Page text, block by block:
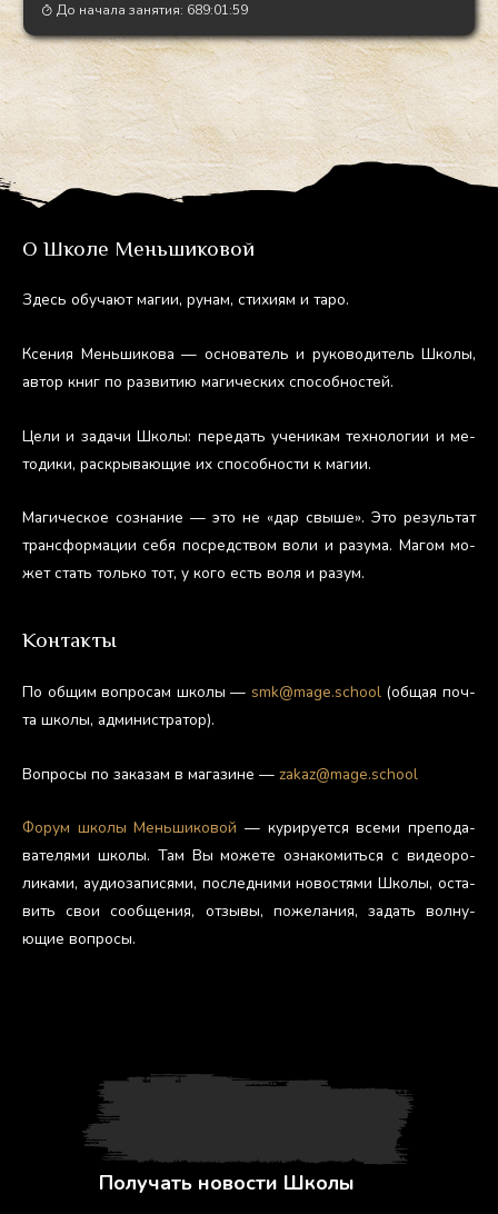
До начала занятия: 689:01:58
О Школе Меньшиковой
Здесь обу­ча­ют ма­гии, ру­нам, сти­хи­ям и та­ро.
Ксе­ния Мень­ши­кова — ос­но­ватель и ру­ково­дитель Шко­лы,
ав­тор книг по раз­ви­тию ма­гичес­ких спо­соб­ностей.
Це­ли и за­дачи Шко­лы: пе­редать уче­никам тех­но­логии и ме­
тоди­ки, рас­кры­ва­ющие их спо­соб­ности к ма­гии.
Ма­гичес­кое соз­на­ние — это не «дар свы­ше». Это ре­зуль­тат
тран­сфор­ма­ции се­бя пос­редс­твом во­ли и ра­зума. Ма­гом мо­
жет стать толь­ко тот, у ко­го есть во­ля и ра­зум.
Контакты
По об­щим воп­ро­сам шко­лы — smk@mage.school(об­щая поч­
та шко­лы, ад­ми­нис­тра­тор).
Воп­ро­сы по за­казам в ма­гази­не — zakaz@mage.school
Фо­рум шко­лы Мень­ши­ковой — ку­риру­ет­ся все­ми пре­пода­
вате­лями шко­лы. Там Вы мо­жете оз­на­комить­ся с ви­де­оро­
лика­ми, а­уди­оза­пися­ми, пос­ледни­ми но­вос­тя­ми Шко­лы, ос­та­
вить свои со­об­ще­ния, от­зы­вы, по­жела­ния, за­дать вол­ну­
ющие воп­ро­сы.
Получать новости Школы